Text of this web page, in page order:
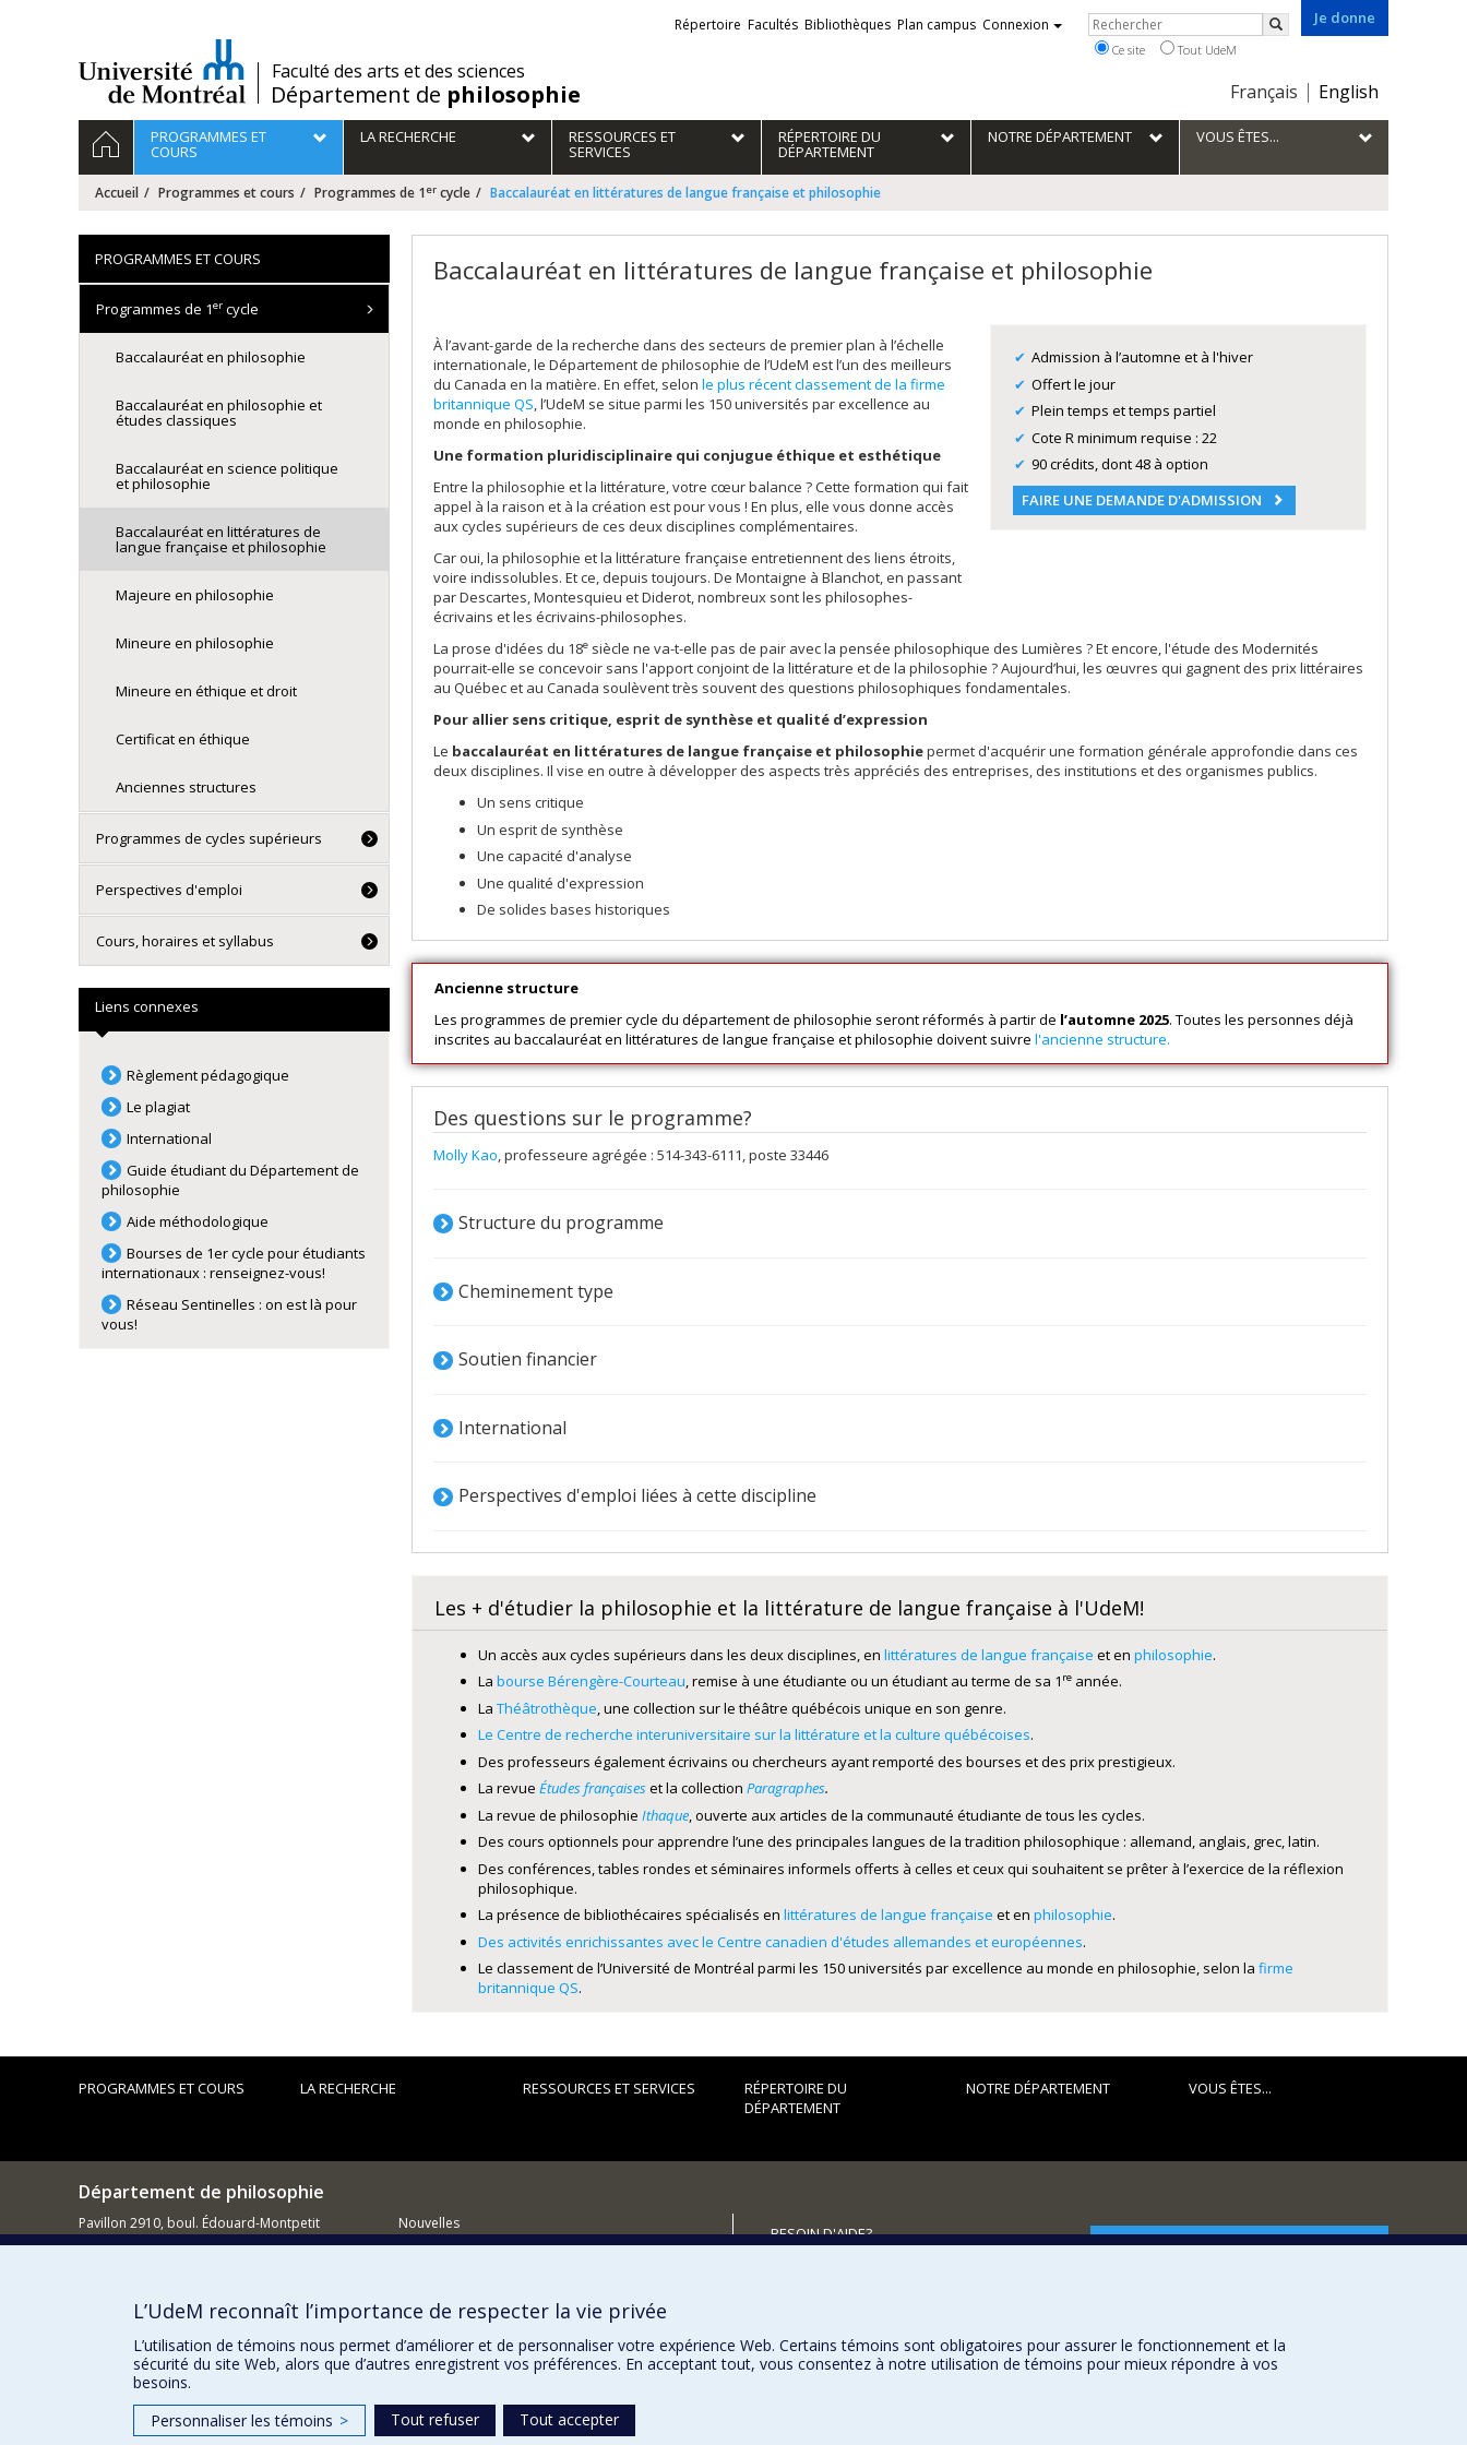
/Faculté des arts et des sciences
Département de philosophie
Je donne
Choix
la
langue
Français English
Liens
externes
Répertoire Facultés Bibliothèques Plan campus Connexion Rechercher
Rechercher
Ce site Tout UdeM
Navigation
principale
ACCUEILPROGRAMMES ET
COURS
LA RECHERCHE RESSOURCES ET
SERVICES
RÉPERTOIRE DU
DÉPARTEMENT
NOTRE DÉPARTEMENT VOUS ÊTES...
Accueil Programmes et cours Programmes de 1er cycle Baccalauréat en littératures de langue française et philosophie
Baccalauréat en littératures de langue française et philosophie
À l’avant-garde de la recherche dans des secteurs de premier plan à l’échelle
internationale, le Département de philosophie de l’UdeM est l’un des meilleurs
du Canada en la matière. En effet, selon le plus récent classement de la firme
britannique QS, l’UdeM se situe parmi les 150 universités par excellence au
monde en philosophie.
Une formation pluridisciplinaire qui conjugue éthique et esthétique
Entre la philosophie et la littérature, votre cœur balance ? Cette formation qui fait
appel à la raison et à la création est pour vous ! En plus, elle vous donne accès
aux cycles supérieurs de ces deux disciplines complémentaires.
Car oui, la philosophie et la littérature française entretiennent des liens étroits,
voire indissolubles. Et ce, depuis toujours. De Montaigne à Blanchot, en passant
par Descartes, Montesquieu et Diderot, nombreux sont les philosophes-
écrivains et les écrivains-philosophes.
Admission à l’automne et à l'hiver
Offert le jour
Plein temps et temps partiel
Cote R minimum requise : 22
90 crédits, dont 48 à option
FAIRE UNE DEMANDE D'ADMISSION
La prose d'idées du 18e siècle ne va-t-elle pas de pair avec la pensée philosophique des Lumières ? Et encore, l'étude des Modernités
pourrait-elle se concevoir sans l'apport conjoint de la littérature et de la philosophie ? Aujourd’hui, les œuvres qui gagnent des prix littéraires
au Québec et au Canada soulèvent très souvent des questions philosophiques fondamentales.
Pour allier sens critique, esprit de synthèse et qualité d’expression
Le baccalauréat en littératures de langue française et philosophiepermet d'acquérir une formation générale approfondie dans ces
deux disciplines. Il vise en outre à développer des aspects très appréciés des entreprises, des institutions et des organismes publics.
Un sens critique
Un esprit de synthèse
Une capacité d'analyse
Une qualité d'expression
De solides bases historiques
Ancienne structure
Les programmes de premier cycle du département de philosophie seront réformés à partir de l’automne 2025. Toutes les personnes déjà
inscrites au baccalauréat en littératures de langue française et philosophie doivent suivre l'ancienne structure.
Des questions sur le programme?
Molly Kao, professeure agrégée : 514-343-6111, poste 33446
Structure du programme
Cheminement type
Soutien financier
International
Perspectives d'emploi liées à cette discipline
Les + d'étudier la philosophie et la littérature de langue française à l'UdeM!
Un accès aux cycles supérieurs dans les deux disciplines, en littératures de langue française et en philosophie.
La bourse Bérengère-Courteau, remise à une étudiante ou un étudiant au terme de sa 1 re année.
La Théâtrothèque, une collection sur le théâtre québécois unique en son genre.
Le Centre de recherche interuniversitaire sur la littérature et la culture québécoises.
Des professeurs également écrivains ou chercheurs ayant remporté des bourses et des prix prestigieux.
La revue Études françaiseset la collection Paragraphes.
La revue de philosophie Ithaque, ouverte aux articles de la communauté étudiante de tous les cycles.
Des cours optionnels pour apprendre l’une des principales langues de la tradition philosophique : allemand, anglais, grec, latin.
Des conférences, tables rondes et séminaires informels offerts à celles et ceux qui souhaitent se prêter à l’exercice de la réflexion
philosophique.
La présence de bibliothécaires spécialisés en littératures de langue française et en philosophie.
Des activités enrichissantes avec le Centre canadien d'études allemandes et européennes.
Le classement de l’Université de Montréal parmi les 150 universités par excellence au monde en philosophie, selon la firme
britannique QS.
PROGRAMMES ET COURS
Programmes de 1er cycle
Baccalauréat en philosophie
Baccalauréat en philosophie et
études classiques
Baccalauréat en science politique
et philosophie
Baccalauréat en littératures de
langue française et philosophie
Majeure en philosophie
Mineure en philosophie
Mineure en éthique et droit
Certificat en éthique
Anciennes structures
Programmes de cycles supérieurs
Perspectives d'emploi
Cours, horaires et syllabus
Liens connexes
Règlement pédagogique
Le plagiat
International
Guide étudiant du Département de
philosophie
Aide méthodologique
Bourses de 1er cycle pour étudiants
internationaux : renseignez-vous!
Réseau Sentinelles : on est là pour
vous!
PROGRAMMES ET COURS LA RECHERCHE RESSOURCES ET SERVICES
RÉPERTOIRE DU
DÉPARTEMENT
NOTRE DÉPARTEMENT VOUS ÊTES...
Département de philosophie
Pavillon 2910, boul. Édouard-Montpetit
Nouvelles
BESOIN D'AIDE?
FACULTÉ DES ARTS ET DES SCIENCES
Nos programmes et cours
L’UdeM reconnaît l’importance de respecter la vie privée
L’utilisation de témoins nous permet d’améliorer et de personnaliser votre expérience Web. Certains témoins sont obligatoires pour assurer le fonctionnement et la
sécurité du site Web, alors que d’autres enregistrent vos préférences. En acceptant tout, vous consentez à notre utilisation de témoins pour mieux répondre à vos
besoins.
Personnaliser les témoins > Tout refuser Tout accepter